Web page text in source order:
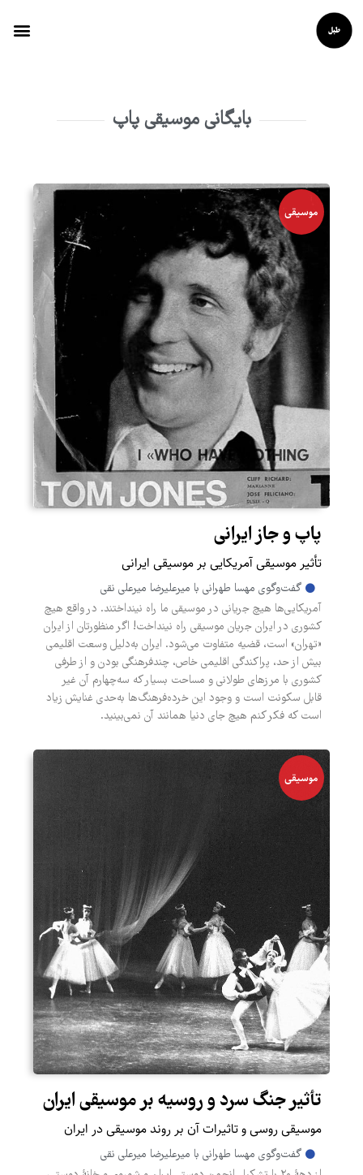
بایگانی موسیقی پاپ
موسیقی
پاپ و جاز ایرانی
تأثیر موسیقی آمریکایی بر موسیقی ایرانی
گفت‌وگوی مهسا طهرانی با میرعلیرضا میرعلی نقی
آمریکایی‌ها هیچ جریانی در موسیقی ما راه نینداختند. در واقع هیچ
کشوری در ایران جریان موسیقی راه نینداخت! اگر منظورتان از ایران
«تهران» است، قضیه متفاوت می‌شود. ایران به‌دلیل وسعت اقلیمی
بیش از حد، پراکندگی اقلیمی خاص، چندفرهنگی بودن و از طرفی
کشوری با مرزهای طولانی و مساحت بسیار که سه‌چهارم آن غیر
قابل سکونت است و وجود این خرده‌فرهنگ‌ها به‌حدی غنایش زیاد
است که فکر کنم هیچ جای دنیا همانند آن نمی‌بینید.
موسیقی
تأثیر جنگ سرد و روسیه بر موسیقی ایران
موسیقی روسی و تاثیرات آن بر روند موسیقی در ایران
گفت‌وگوی مهسا طهرانی با میرعلیرضا میرعلی نقی